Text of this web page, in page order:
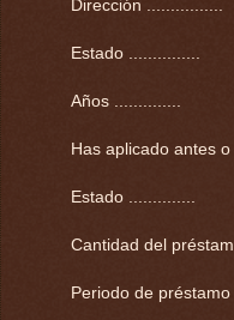
Dirección ................
Estado ...............
Años ..............
Has aplicado antes o
Estado ..............
Cantidad del
Periodo de préstamo